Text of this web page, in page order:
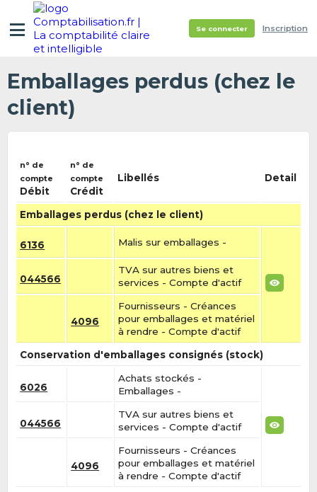
Se connecter Inscription
Emballages perdus (chez le
client)
n° de
compte
Débit
n° de
compte
Crédit
Libellés Detail
Emballages perdus (chez le client)
6136 Malis sur emballages -
044566
TVA sur autres biens et
services - Compte d'actif
4096
Fournisseurs - Créances
pour emballages et matériel
à rendre - Compte d'actif
Conservation d'emballages consignés (stock)
6026
Achats stockés -
Emballages -
044566
TVA sur autres biens et
services - Compte d'actif
4096
Fournisseurs - Créances
pour emballages et matériel
à rendre - Compte d'actif